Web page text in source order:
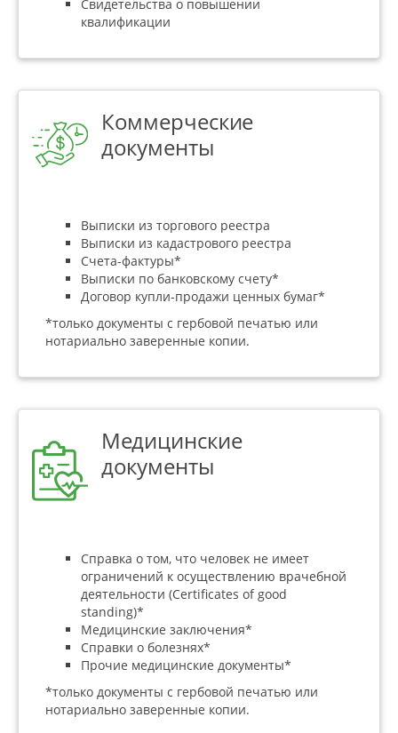
Свидетельства о повышении
квалификации
Коммерческие
документы
Выписки из торгового реестра
Выписки из кадастрового реестра
Счета-фактуры*
Выписки по банковскому счету*
Договор купли-продажи ценных бумаг*
*только документы с гербовой печатью или
нотариально заверенные копии.
Медицинские
документы
Справка о том, что человек не имеет
ограничений к осуществлению врачебной
деятельности (Certificates of good
standing)*
Медицинские заключения*
Справки о болезнях*
Прочие медицинские документы*
*только документы с гербовой печатью или
нотариально заверенные копии.